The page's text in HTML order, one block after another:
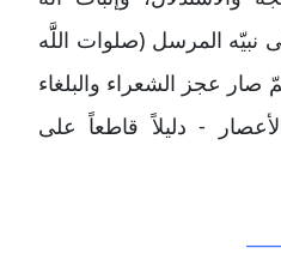
نبيّه المرسل (صلوات اللََّه
صار عجز الشعراء والبلغاء
- دليلاً قاطعاً على